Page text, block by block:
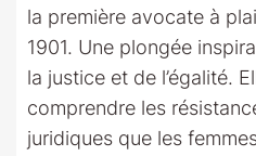
la première avocate à
1901. Une plongée
la justice et de l’égalité.
comprendre les
juridiques que les